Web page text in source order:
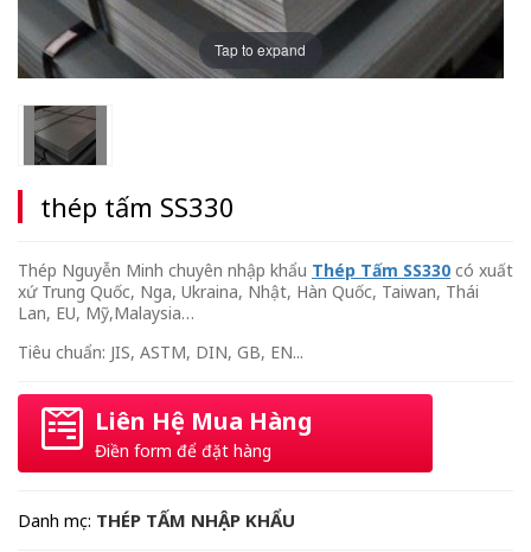
Tap to expand
thép tấm SS330
Thép Nguyễn Minh chuyên nhập khẩu Thép Tấm SS330 có xuất
xứ Trung Quốc, Nga, Ukraina, Nhật, Hàn Quốc, Taiwan, Thái
Lan, EU, Mỹ,Malaysia…
Tiêu chuẩn: JIS, ASTM, DIN, GB, EN...
Liên Hệ Mua Hàng
Điền form để đặt hàng
Danh mục: THÉP TẤM NHẬP KHẨU